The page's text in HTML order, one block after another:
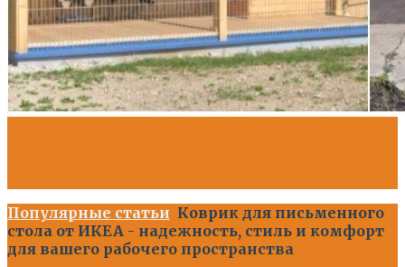
Популярные статьи Коврик для письменного
стола от ИКЕА - надежность, стиль и комфорт
для вашего рабочего пространства